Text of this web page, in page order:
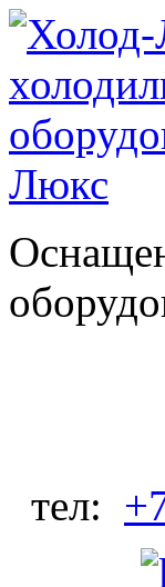
тел: